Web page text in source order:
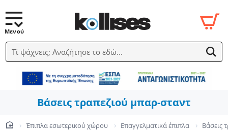
Τί ψάχνεις; Αναζήτησε το εδώ...
Βάσεις τραπεζιού μπαρ-σταντ
Έπιπλα εσωτερικού χώρου Επαγγελματικά έπιπλα Βάσεις